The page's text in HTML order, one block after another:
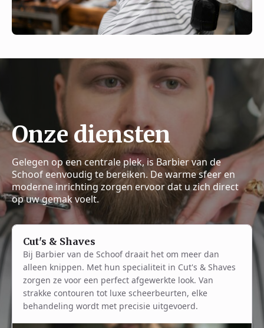
Onze diensten
Gelegen op een centrale plek, is Barbier van de
Schoof eenvoudig te bereiken. De warme sfeer en
moderne inrichting zorgen ervoor dat u zich direct
op uw gemak voelt.
Cut's & Shaves
Bij Barbier van de Schoof draait het om meer dan
alleen knippen. Met hun specialiteit in Cut's & Shaves
zorgen ze voor een perfect afgewerkte look. Van
strakke contouren tot luxe scheerbeurten, elke
behandeling wordt met precisie uitgevoerd.